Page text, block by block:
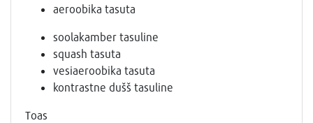
aeroobika tasuta
soolakamber tasuline
squash tasuta
vesiaeroobika tasuta
kontrastne dušš tasuline
Toas